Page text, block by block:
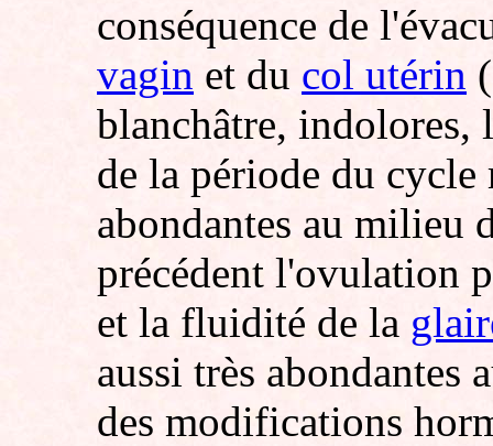
conséquence de
vagin et du col utérin (
blanchâtre, indolores,
de la période du
abondantes au milieu
précédent l'ovulation
et la fluidité de la
aussi très abondantes
des modifications